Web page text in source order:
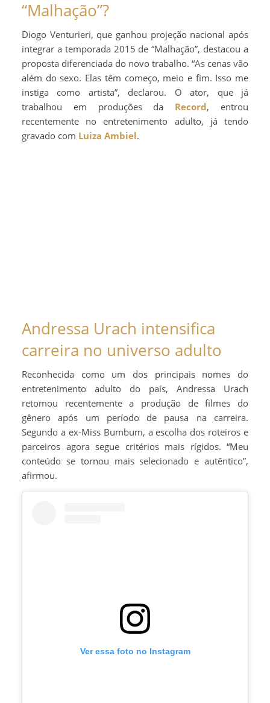
“Malhação”?
Diogo Venturieri, que ganhou projeção nacional após
integrar a temporada 2015 de “Malhação”, destacou a
proposta diferenciada do novo trabalho. “As cenas vão
além do sexo. Elas têm começo, meio e fim. Isso me
instiga como artista”, declarou. O ator, que já
trabalhou em produções da Record, entrou
recentemente no entretenimento adulto, já tendo
gravado com Luiza Ambiel.
Andressa Urach intensifica
carreira no universo adulto
Reconhecida como um dos principais nomes do
entretenimento adulto do país, Andressa Urach
retomou recentemente a produção de filmes do
gênero após um período de pausa na carreira.
Segundo a ex-Miss Bumbum, a escolha dos roteiros e
parceiros agora segue critérios mais rígidos. “Meu
conteúdo se tornou mais selecionado e autêntico”,
afirmou.
Ver essa foto no Instagram